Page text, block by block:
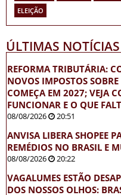
ELEIÇÃO
ÚLTIMAS NOTÍCIAS
REFORMA TRIBUTÁRIA:
NOVOS IMPOSTOS
COMEÇA EM 2027; VEJA
FUNCIONAR E O QUE
08/08/2026 20:51
ANVISA LIBERA SHOPEE
REMÉDIOS NO BRASIL E
08/08/2026 20:22
VAGALUMES ESTÃO
DOS NOSSOS OLHOS: